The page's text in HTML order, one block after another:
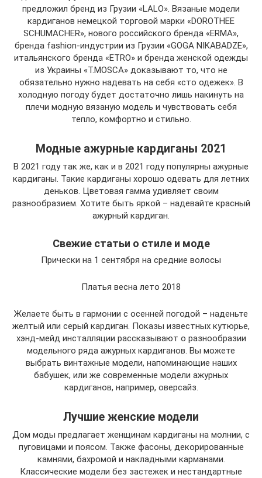
предложил бренд из Грузии «LALO». Вязаные модели
кардиганов немецкой торговой марки «DOROTHEE
SCHUMACHER», нового российского бренда «ERMA»,
бренда fashion-индустрии из Грузии «GOGA NIKABADZE»,
итальянского бренда «ETRO» и бренда женской одежды
из Украины «T.MOSCA» доказывают то, что не
обязательно нужно надевать на себя «сто одежек». В
холодную погоду будет достаточно лишь накинуть на
плечи модную вязаную модель и чувствовать себя
тепло, комфортно и стильно.
Модные ажурные кардиганы 2021
В 2021 году так же, как и в 2021 году популярны ажурные
кардиганы. Такие кардиганы хорошо одевать для летних
деньков. Цветовая гамма удивляет своим
разнообразием. Хотите быть яркой – надевайте красный
ажурный кардиган.
Свежие статьи о стиле и моде
Прически на 1 сентября на средние волосы
Платья весна лето 2018
Желаете быть в гармонии с осенней погодой – наденьте
желтый или серый кардиган. Показы известных кутюрье,
хэнд-мейд инсталляции рассказывают о разнообразии
модельного ряда ажурных кардиганов. Вы можете
выбрать винтажные модели, напоминающие наших
бабушек, или же современные модели ажурных
кардиганов, например, оверсайз.
Лучшие женские модели
Дом моды предлагает женщинам кардиганы на молнии, с
пуговицами и поясом. Также фасоны, декорированные
камнями, бахромой и накладными карманами.
Классические модели без застежек и нестандартные